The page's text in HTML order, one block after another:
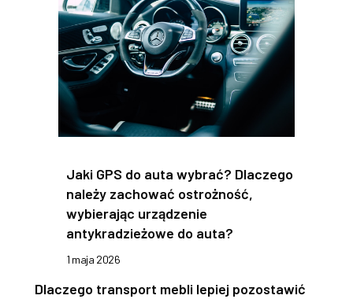
Jaki GPS do auta wybrać? Dlaczego
należy zachować ostrożność,
wybierając urządzenie
antykradzieżowe do auta?
1 maja 2026
Dlaczego transport mebli lepiej pozostawić